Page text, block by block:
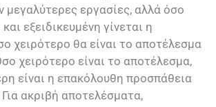
μεγαλύτερες εργασίες, αλλά όσο
εξειδικευμένη γίνεται η
χειρότερο θα είναι το αποτέλεσμα
χειρότερο είναι το αποτέλεσμα,
είναι η επακόλουθη προσπάθεια
ακριβή αποτελέσματα,